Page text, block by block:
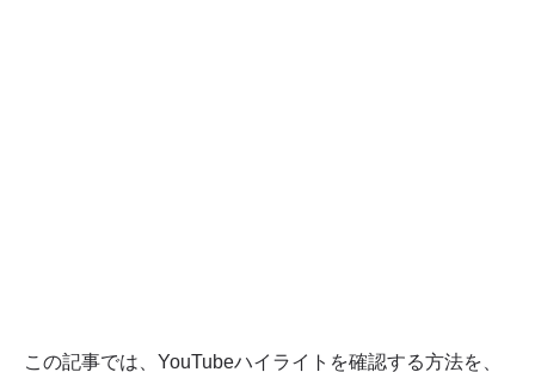
この記事では、YouTubeハイライトを確認する方法を、